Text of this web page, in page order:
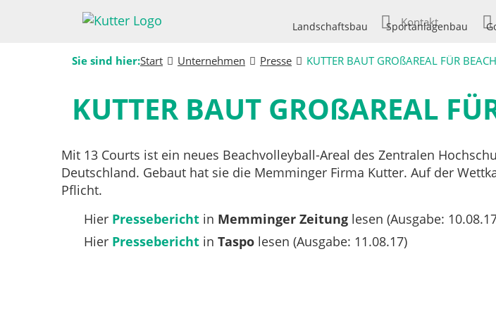
Kontakt
Landschaftsbau Sportanlagenbau
Sie sind hier:Start Unternehmen Presse KUTTER BAUT GROßAREAL FÜR
KUTTER BAUT GROßAREAL
Mit 13 Courts ist ein neues Beachvolleyball-Areal des Zentralen
Deutschland. Gebaut hat sie die Memminger Firma Kutter. Auf der
Pflicht.
Hier Presseberichtin Memminger Zeitung lesen (Ausgabe:
Hier Presseberichtin Taspolesen (Ausgabe: 11.08.17)